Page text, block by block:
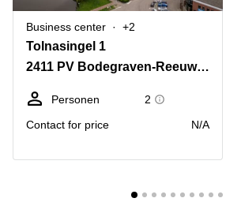
Business center +2
Tolnasingel 1
2411 PV Bodegraven-Reeuwijk
Personen
2
Contact for price
N/A